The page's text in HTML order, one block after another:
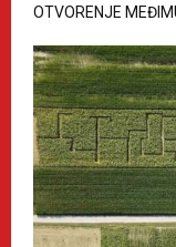
OTVORENJE